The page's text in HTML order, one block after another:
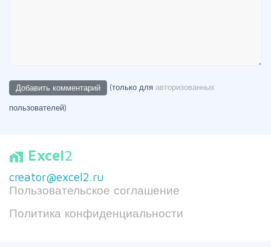
(только для авторизованных
пользователей)
home_work Excel2
creator@excel2.ru
Пользовательское соглашение
Политика конфиденциальности